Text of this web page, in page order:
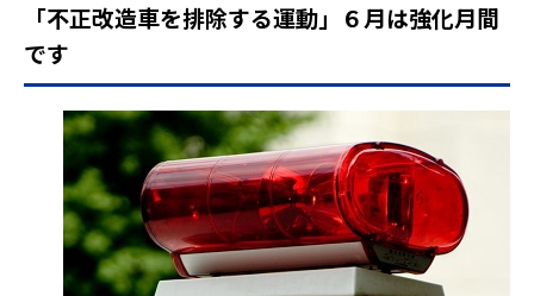
「不正改造車を排除する運動」６月は強化月間
です